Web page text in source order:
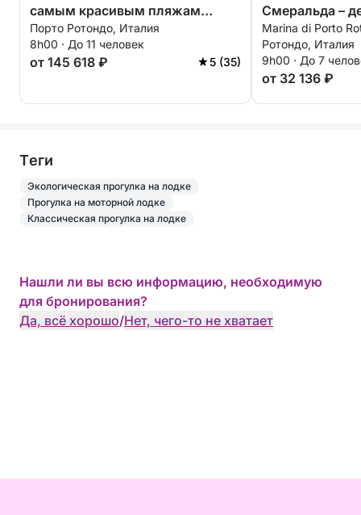
самым красивым пляжам
побережья Коста-Смеральда.
Порто Ротондо, Италия
8h00 · До 11 человек
от 145 618 ₽ 5 (35)
Смеральда –
бухтах
Marina di Porto
Ротондо, Италия
9h00 · До 7
от 32 136 ₽
Tеги
Экологическая прогулка на лодке
Прогулка на моторной лодке
Классическая прогулка на лодке
Нашли ли вы всю информацию, необходимую
для бронирования?
Да, всё хорошо/Нет, чего-то не хватает